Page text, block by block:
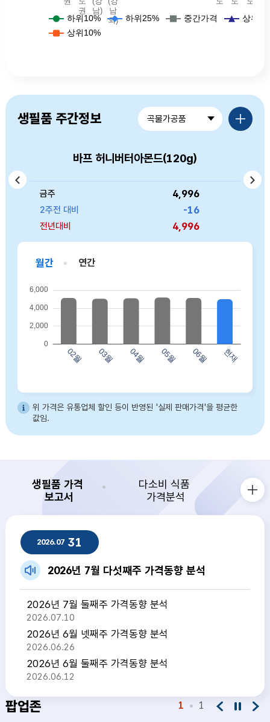
생필품 주간정보 곡물가공품
바프 허니버터아몬드(120g)
금주 4,996
2주전 대비 -16
전년대비 4,996
머거본 볶음땅콩(300g)
금주 6,146
2주전 대비 757
전년대비 6,146
백설 소면(900g)
금주 3,309
2주전 대비 44
전년대비 3,309
옛날국수 소면(900g)
금주 4,286
2주전 대비 474
전년대비 4,286
고향만두(900g)
금주 8,940
2주전 대비 0
전년대비 8,940
월간 연간
위 가격은 유통업체 할인 등이 반영된 '실제 판매가격'을 평균한
값임.
생필품 가격
보고서
다소비 식품
가격분석
2026.07 31
2026년 7월 다섯째주 가격동향 분석
2026년 7월 둘째주 가격동향 분석
2026.07.10
2026년 6월 넷째주 가격동향 분석
2026.06.26
2026년 6월 둘째주 가격동향 분석
2026.06.12
팝업존 1 1